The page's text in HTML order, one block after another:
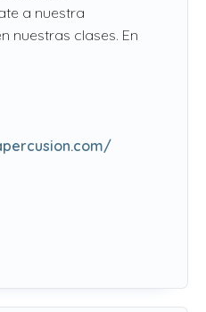
a nuestra
nuestras clases. En